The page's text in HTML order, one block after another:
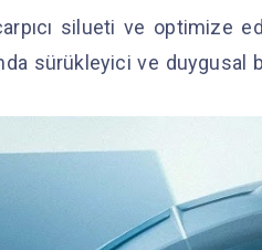
silueti ve optimize
sürükleyici ve duygusal